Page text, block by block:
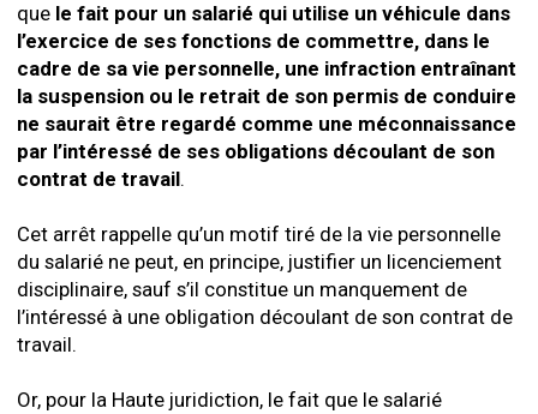
que le fait pour un salarié qui utilise un véhicule dans
l’exercice de ses fonctions de commettre, dans le
cadre de sa vie personnelle, une infraction entraînant
la suspension ou le retrait de son permis de conduire
ne saurait être regardé comme une méconnaissance
par l’intéressé de ses obligations découlant de son
contrat de travail.
Cet arrêt rappelle qu’un motif tiré de la vie personnelle
du salarié ne peut, en principe, justifier un licenciement
disciplinaire, sauf s’il constitue un manquement de
l’intéressé à une obligation découlant de son contrat de
travail.
Or, pour la Haute juridiction, le fait que le salarié